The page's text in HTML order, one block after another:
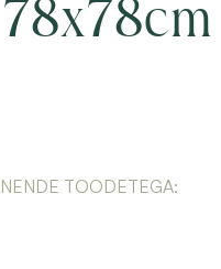
TOODETEGA: